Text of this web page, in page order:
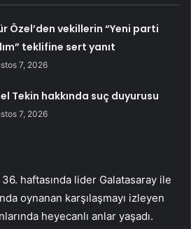
Özel’den vekillerin “Yeni parti
teklifine sert yanıt
7, 2026
Tekin hakkında suç duyurusu
7, 2026
haftasında lider Galatasaray ile
oynanan karşılaşmayı izleyen
heyecanlı anlar yaşadı.